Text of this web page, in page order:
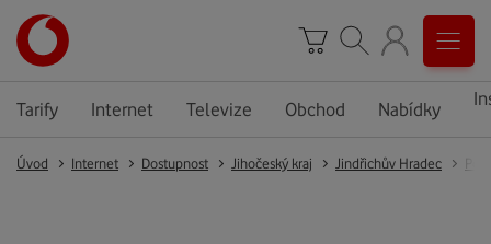
Tarify Internet Televize Obchod Nabídky
Úvod Internet Dostupnost Jihočeský kraj Jindřichův Hradec